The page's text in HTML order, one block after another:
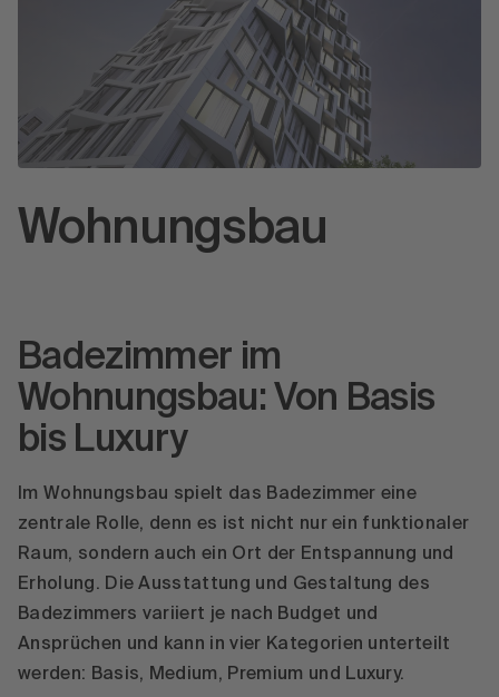
Wohnungsbau
Badezimmer im
Wohnungsbau: Von Basis
bis Luxury
Im Wohnungsbau spielt das Badezimmer eine
zentrale Rolle, denn es ist nicht nur ein funktionaler
Raum, sondern auch ein Ort der Entspannung und
Erholung. Die Ausstattung und Gestaltung des
Badezimmers variiert je nach Budget und
Ansprüchen und kann in vier Kategorien unterteilt
werden: Basis, Medium, Premium und Luxury.